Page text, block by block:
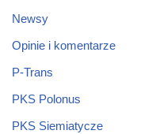
Newsy
Opinie i komentarze
P-Trans
PKS Polonus
PKS Siemiatycze